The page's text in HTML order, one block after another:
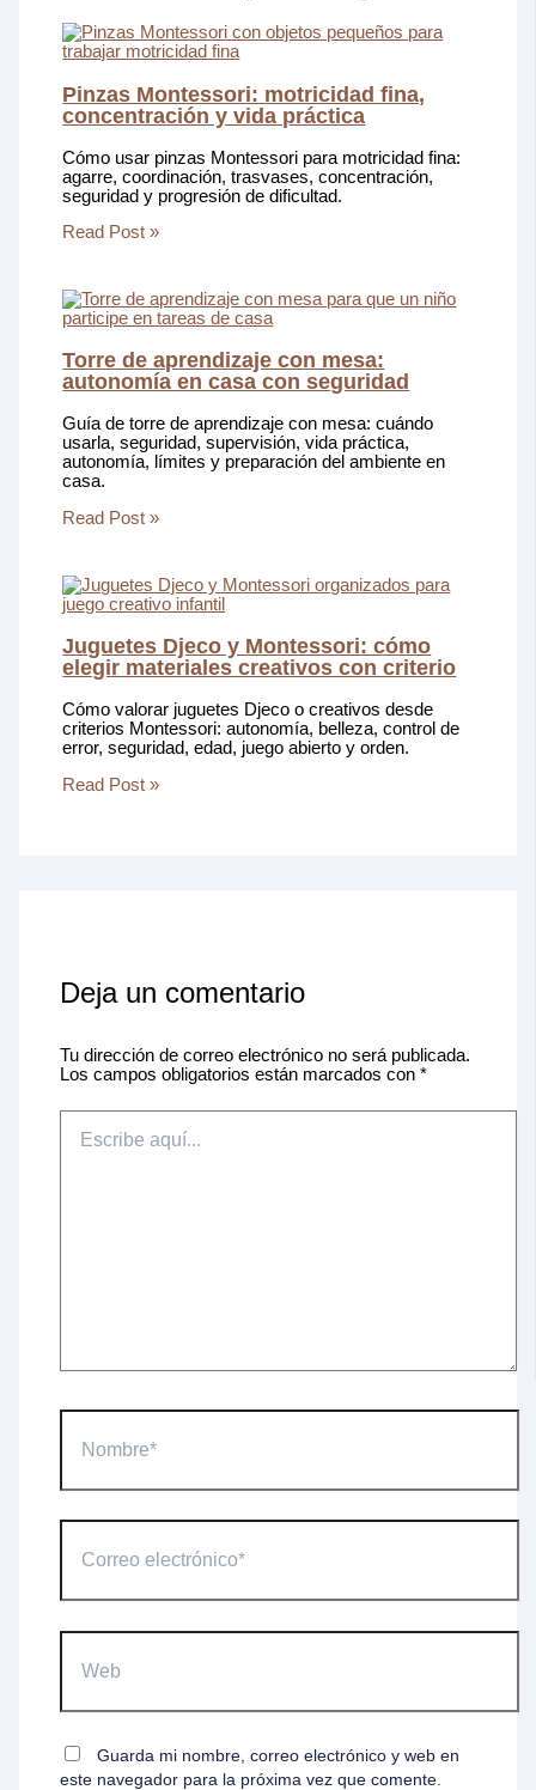
Pinzas Montessori: motricidad fina,
concentración y vida práctica
Cómo usar pinzas Montessori para motricidad fina:
agarre, coordinación, trasvases, concentración,
seguridad y progresión de dificultad.
Read Post »
Torre de aprendizaje con mesa:
autonomía en casa con seguridad
Guía de torre de aprendizaje con mesa: cuándo
usarla, seguridad, supervisión, vida práctica,
autonomía, límites y preparación del ambiente en
casa.
Read Post »
Juguetes Djeco y Montessori: cómo
elegir materiales creativos con criterio
Cómo valorar juguetes Djeco o creativos desde
criterios Montessori: autonomía, belleza, control de
error, seguridad, edad, juego abierto y orden.
Read Post »
Deja un comentario
Tu dirección de correo electrónico no será publicada.
Los campos obligatorios están marcados con*
aquí...
electrónico*
Guarda mi nombre, correo electrónico y web en
este navegador para la próxima vez que comente.